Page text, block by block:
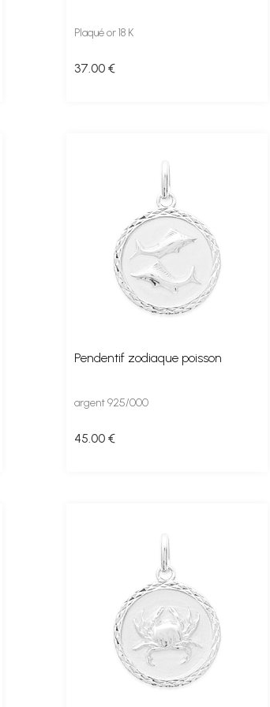
Plaqué or 18 K
37 .00 €
Pendentif zodiaque poisson
argent 925/000
45 .00 €